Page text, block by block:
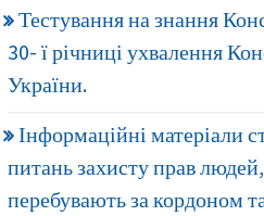
Тестування на знання
30- ї річниці ухвалення
України.
Інформаційні матеріали
питань захисту прав людей,
перебувають за кордоном